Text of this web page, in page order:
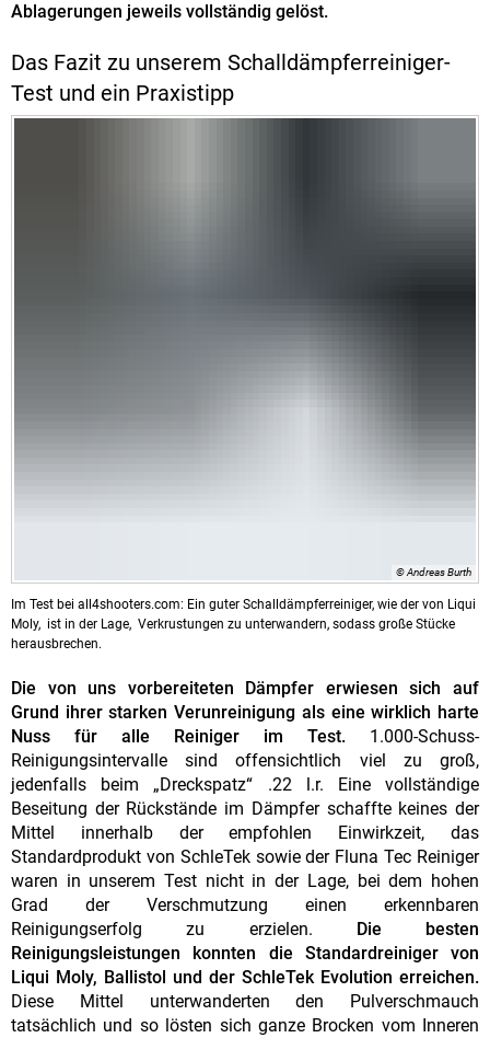
Ablagerungen jeweils vollständig gelöst.
Das Fazit zu unserem Schalldämpferreiniger-
Test und ein Praxistipp
© Andreas Burth
Im Test bei all4shooters.com: Ein guter Schalldämpferreiniger, wie der von Liqui
Moly, ist in der Lage, Verkrustungen zu unterwandern, sodass große Stücke
herausbrechen.
Die von uns vorbereiteten Dämpfer erwiesen sich auf
Grund ihrer starken Verunreinigung als eine wirklich harte
Nuss für alle Reiniger im Test. 1.000-Schuss-
Reinigungsintervalle sind offensichtlich viel zu groß,
jedenfalls beim „Dreckspatz“ .22 l.r. Eine vollständige
Beseitung der Rückstände im Dämpfer schaffte keines der
Mittel innerhalb der empfohlen Einwirkzeit, das
Standardprodukt von SchleTek sowie der Fluna Tec Reiniger
waren in unserem Test nicht in der Lage, bei dem hohen
Grad der Verschmutzung einen erkennbaren
Reinigungserfolg zu erzielen.
Die besten
Reinigungsleistungen konnten die Standardreiniger von
Liqui Moly, Ballistol und der SchleTek Evolution erreichen.
Diese Mittel unterwanderten den Pulverschmauch
tatsächlich und so lösten sich ganze Brocken vom Inneren